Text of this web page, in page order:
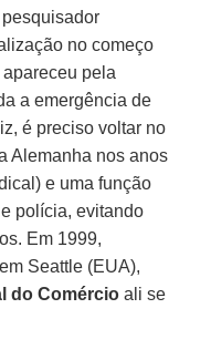
pesquisador
no começo
pela
a emergência de
é preciso voltar no
Alemanha nos anos
e uma função
polícia, evitando
Em 1999,
Seattle (EUA),
do Comércio ali se